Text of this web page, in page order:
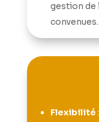
gestion de
convenues.
Flexibilité